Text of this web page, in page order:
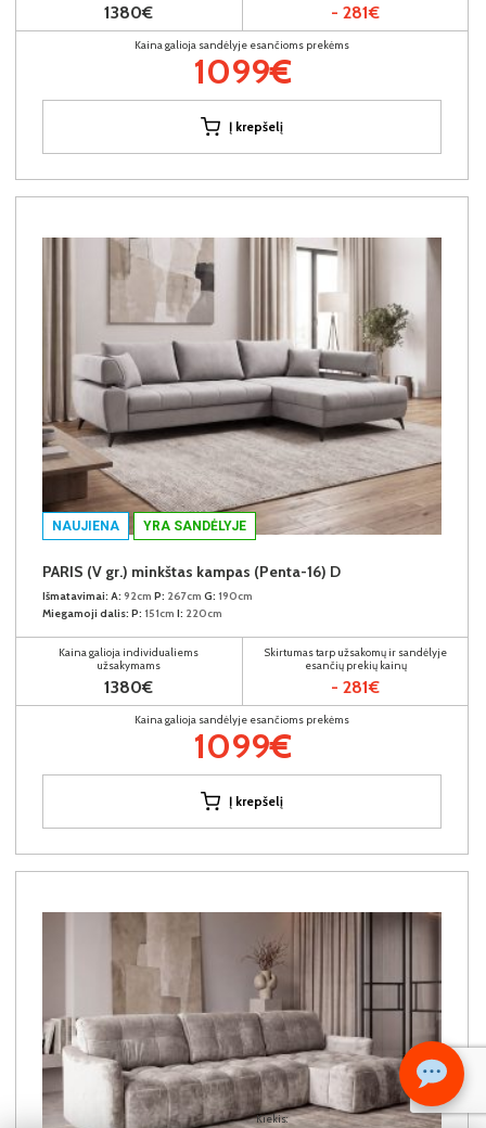
Kiekis:
1380€ - 281€
Kaina galioja sandėlyje esančioms prekėms
1099€
Į krepšelį
NAUJIENA YRA SANDĖLYJE
PARIS (V gr.) minkštas kampas (Penta-16) D
Išmatavimai: A: 92cm P: 267cm G: 190cm
Miegamoji dalis: P: 151cm I: 220cm
Kaina galioja individualiems
užsakymams
1380€
Skirtumas tarp užsakomų ir sandėlyje
esančių prekių kainų
- 281€
Kaina galioja sandėlyje esančioms prekėms
1099€
Į krepšelį